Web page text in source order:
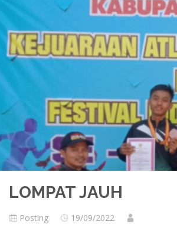
LOMPAT JAUH
Posting 19/09/2022